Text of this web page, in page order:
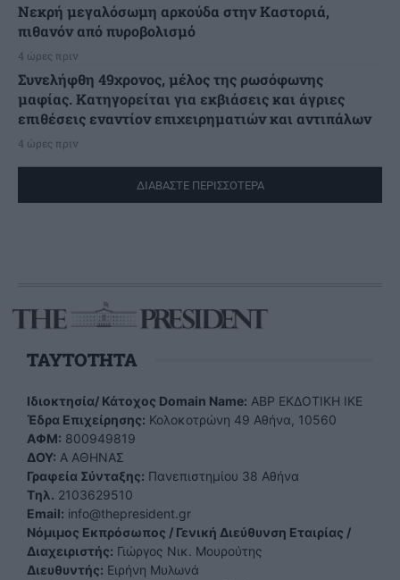
Νεκρή μεγαλόσωμη αρκούδα στην Καστοριά,
πιθανόν από πυροβολισμό
4 ώρες πριν
Συνελήφθη 49χρονος, μέλος της ρωσόφωνης
μαφίας. Κατηγορείται για εκβιάσεις και άγριες
επιθέσεις εναντίον επιχειρηματιών και αντιπάλων
4 ώρες πριν
ΔΙΑΒΑΣΤΕ ΠΕΡΙΣΣΟΤΕΡΑ
TAYTOTHTA
Ιδιοκτησία/ Κάτοχος Domain Name: ΑBP ΕΚΔΟΤΙΚΗ ΙΚΕ
Έδρα Επιχείρησης: Κολοκοτρώνη 49 Αθήνα, 10560
ΑΦΜ: 800949819
ΔΟΥ: Α ΑΘΗΝΑΣ
Γραφεία Σύνταξης: Πανεπιστημίου 38 Αθήνα
Tηλ. 2103629510
Email: info@thepresident.gr
Νόμιμος Εκπρόσωπος / Γενική Διεύθυνση Εταιρίας /
Διαχειριστής: Γιώργος Νικ. Μουρούτης
Διευθυντής: Ειρήνη Μυλωνά